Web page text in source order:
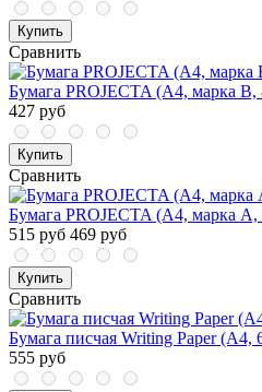
Купить
Сравнить
Бумага PROJECTA (А4, марка В,
427 руб
Купить
Сравнить
Бумага PROJECTA (А4, марка А,
515 руб 469 руб
Купить
Сравнить
Бумага писчая Writing Paper (А4,
555 руб